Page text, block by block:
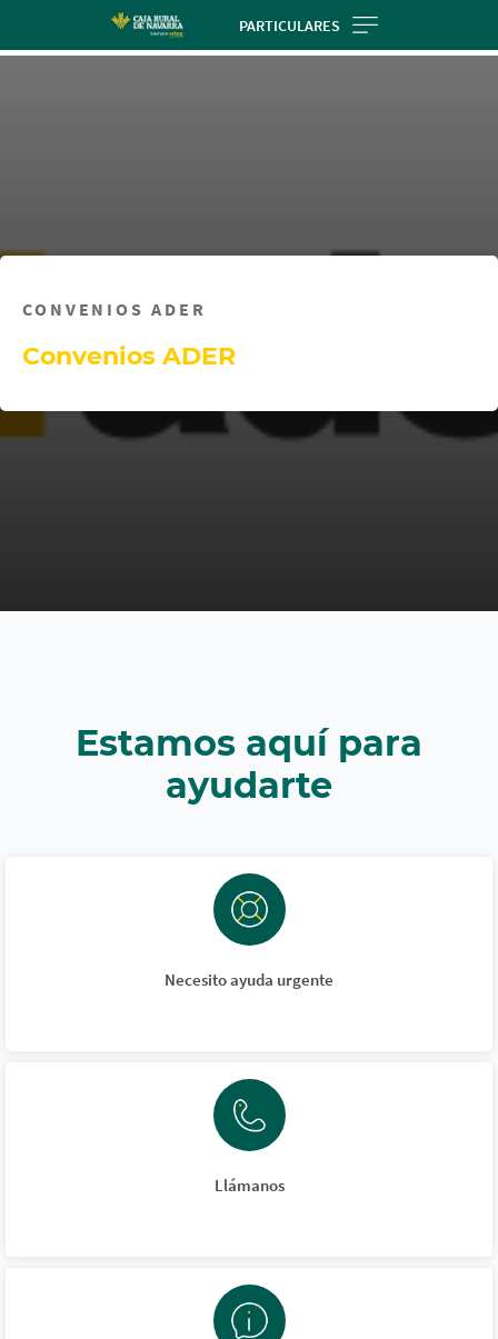
PARTICULARES
CONVENIOS ADER
Convenios ADER
Estamos aquí para
ayudarte
Necesito ayuda urgente
Llámanos